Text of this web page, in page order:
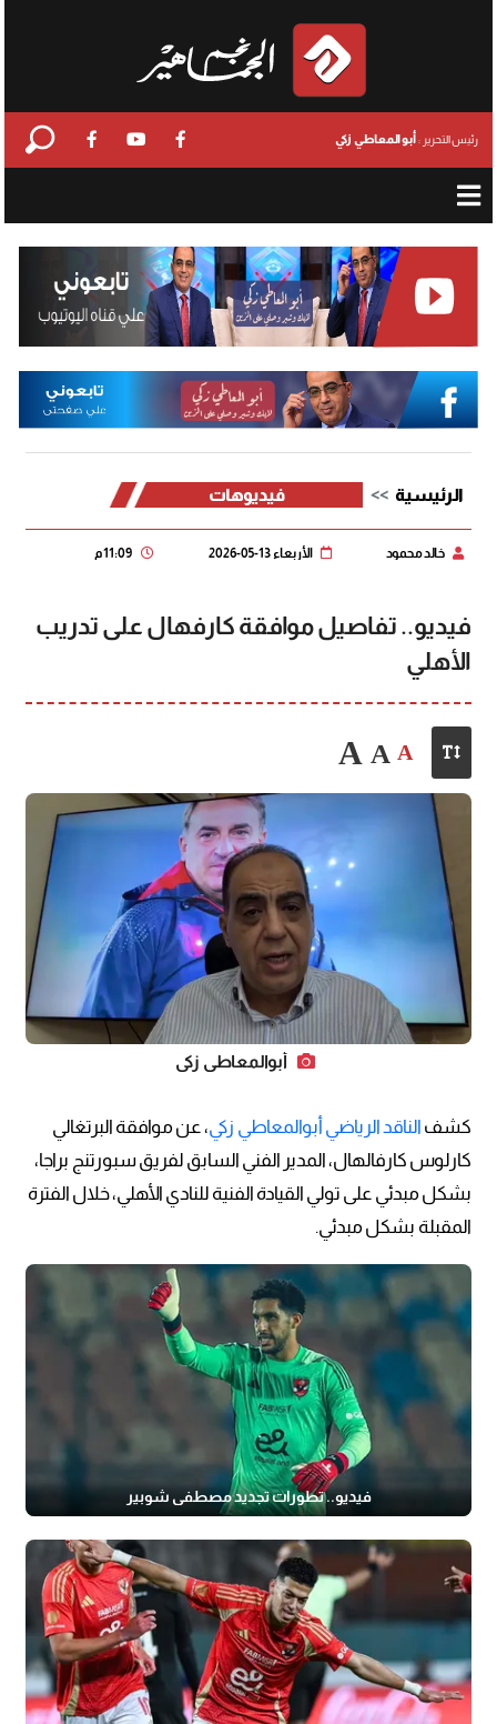
رئيس التحرير : أبو المعاطي زكي
الرئيسية فيديوهات
خالد محمود الأربعاء 13-05-2026 11:09 م
فيديو.. تفاصيل موافقة كارفهال على تدريب
الأهلي
A
A
A
أبوالمعاطي زكي
كشف الناقد الرياضي أبوالمعاطي زكي، عن موافقة البرتغالي
كارلوس كارفالهال، المدير الفني السابق لفريق سبورتنج براجا،
بشكل مبدئي على تولي القيادة الفنية للنادي الأهلي، خلال الفترة
المقبلة بشكل مبدئي.
فيديو.. تطورات تجديد مصطفى شوبير